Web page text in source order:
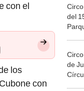
con el
los
con
del
de